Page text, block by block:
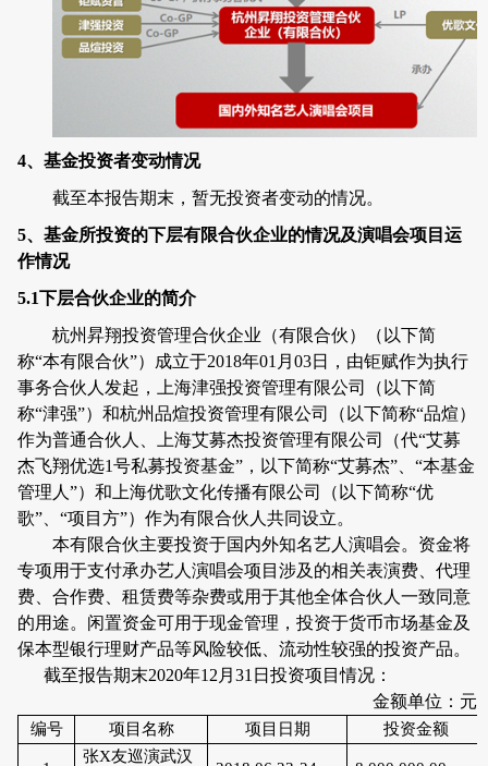
4、基金投资者变动情况
截至本报告期末，暂无投资者变动的情况。
5、基金所投资的下层有限合伙企业的情况及演唱会项目运
作情况
5.1下层合伙企业的简介
杭州昇翔投资管理合伙企业（有限合伙）（以下简
称“本有限合伙”）成立于2018年01 月 03日，由钜赋作为执行
事务合伙人发起，上海津强投资管理有限公司（ 以下简
称“津强”） 和杭州品煊投资管理有限公司（ 以下简称“品煊）
作为普通合伙人、上海艾募杰投资管理有限公司（代“艾募
杰飞翔优选1号私募投资基金” ， 以下简称“艾募杰”、“本基金
管理人”）和上海优歌文化传播有限公司（ 以下简称“优
歌”、“项目方”） 作为有限合伙人共同设立。
本有限合伙主要投资于国内外知名艺人演唱会。资金将
专项用于支付承办艺人演唱会项目涉及的相关表演费、代理
费、合作费、租赁费等杂费或用于其他全体合伙人一致同意
的用途。闲置资金可用于现金管理，投资于货币市场基金及
保本型银行理财产品等风险较低、流动性较强的投资产品。
截至报告期末2020年12 月 31 日投资项目情况：
金额单位：元
编号 项目名称 项目日期 投资金额
张X友巡演武汉